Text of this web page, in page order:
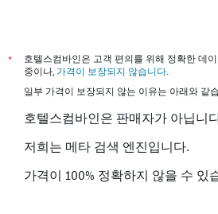
*
호텔스컴바인은 고객 편의를 위해 정확한 데
중이나, 가격이 보장되지 않습니다.
일부 가격이 보장되지 않는 이유는 아래와 같
호텔스컴바인은 판매자가 아닙니
저희는 메타 검색 엔진입니다.
가격이 100% 정확하지 않을 수 있